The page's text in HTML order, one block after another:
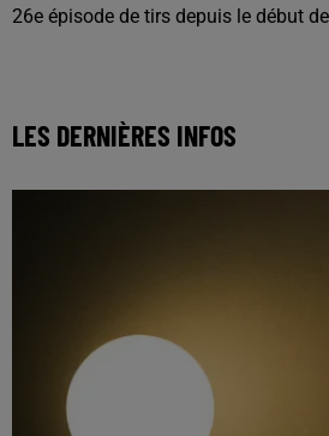
26e épisode de tirs depuis le début
LES DERNIÈRES INFOS